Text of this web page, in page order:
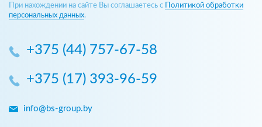
При нахождении на сайте Вы соглашаетесь с
Политикой обработки
персональных данных.
+375 (44) 757-67-58
+375 (17) 393-96-59
info@bs-group.by